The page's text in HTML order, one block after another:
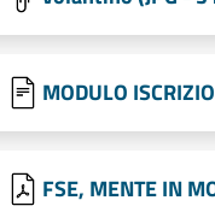
MODULO
FSE, MENTE IN